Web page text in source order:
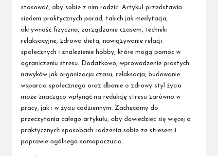
stosować, aby sobie z nim radzić. Artykuł przedstawia
siedem praktycznych porad, takich jak medytacja,
aktywność fizyczna, zarządzanie czasem, techniki
relaksacyjne, zdrowa dieta, nawiązywanie relacji
społecznych i znalezienie hobby, które mogą pomóc w
ograniczeniu stresu. Dodatkowo, wprowadzenie prostych
nawyków jak organizacja czasu, relaksacja, budowanie
wsparcia społecznego oraz dbanie o zdrowy styl życia
może znacząco wpłynąć na redukcję stresu zarówno w
pracy, jak i w życiu codziennym. Zachęcamy do
przeczytania całego artykułu, aby dowiedzieć się więcej o
praktycznych sposobach radzenia sobie ze stresem i
poprawie ogólnego samopoczucia.